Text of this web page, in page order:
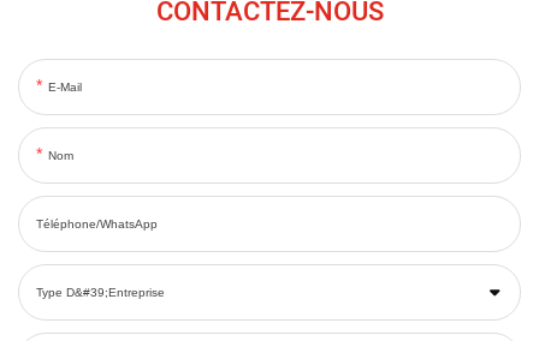
CONTACTEZ-NOUS
E-Mail
Nom
Téléphone/WhatsApp
Type D&#39;entreprise